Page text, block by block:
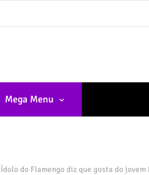
Mega Menu
Ídolo do Flamengo diz que gosta do